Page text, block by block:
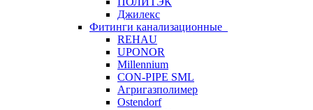
Джилекс
Фитинги канализационные
REHAU
UPONOR
Millennium
CON-PIPE SML
Агригазполимер
Ostendorf